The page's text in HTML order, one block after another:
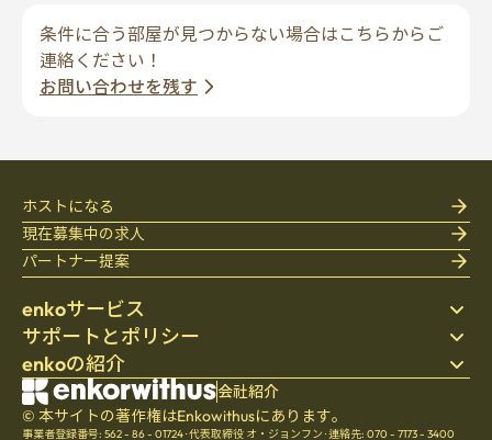
条件に合う部屋が見つからない場合はこちらからご
連絡ください！
お問い合わせを残す
enkoサービス
ステイ先を探す
寝具
ブログ
ヘルプセンター
サポートとポリシー
個人情報保護方針
利用規約
キャンセル・返金ポリシー
enkoの紹介
会社紹介
採用
ホストになる
現在募集中の求人
パートナー提案
会社紹介
© 本サイトの著作権はEnkowithusにあります。
事業者登録番号: 562 - 86 - 01724·代表取締役 オ・ジョンフン ·連絡先: 070 - 7173 - 3400